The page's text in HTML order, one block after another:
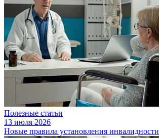
Полезные статьи
13 июля 2026
Новые правила установления